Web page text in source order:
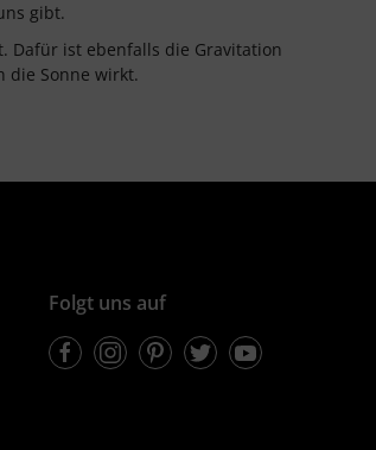
gibt.
Dafür ist ebenfalls die Gravitation
die Sonne wirkt.
Folgt uns auf
FacebookInstagramPinterestTwitterYoutube